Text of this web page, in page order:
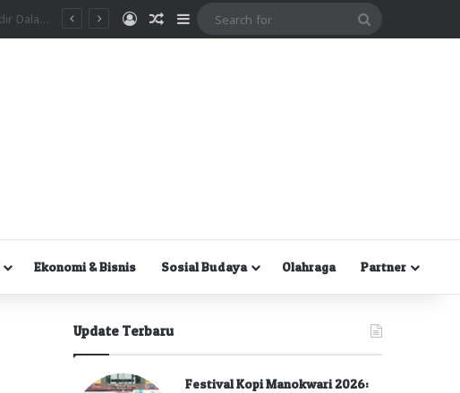
MasukRandom Article
Sidebar
Ekonomi & Bisnis Sosial Budaya Olahraga Partner
Update Terbaru
Festival Kopi Manokwari 2026: